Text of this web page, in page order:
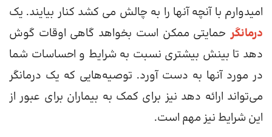
امیدوارم با آنچه آنها را به چالش می کشد کنار بیایند. یک
درمانگر حمایتی ممکن است بخواهد گاهی اوقات گوش
دهد تا بینش بیشتری نسبت به شرایط و احساسات شما
در مورد آنها به دست آورد. توصیه‌هایی که یک درمانگر
می‌تواند ارائه دهد نیز برای کمک به بیماران برای عبور از
این شرایط نیز مهم است.